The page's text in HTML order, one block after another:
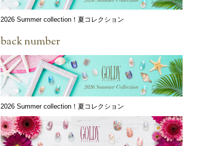
2026 Summer collection！夏コレクション
back number
2026 Summer collection！夏コレクション